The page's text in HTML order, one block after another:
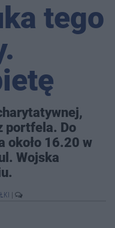
tego
portfela. Do
około 16.20 w
Wojska